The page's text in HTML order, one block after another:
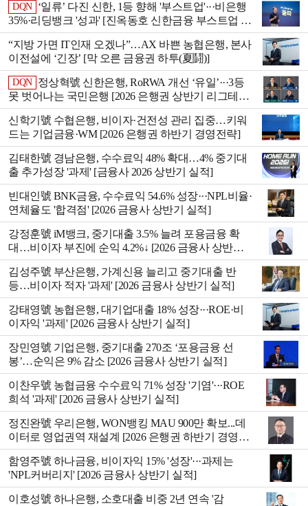
DQN
‘일류’ 다진 신한, 1등 향해 '부스트업'···비은행
35%·리딩뱅크 '성과' [진옥동호 신한금융 부스트업 점
검]
“지방 가면 IT인재 오겠나”…AX 바쁜 농협은행, 본사
이전설에 ‘긴장’ [막 오른 금융권 하투(夏鬪)]
DQN
정상혁號 신한은행, RoRWA 개선 ‘유일’···3등
못 벗어나는 국민은행 [2026 은행권 상반기 리그테이
블]
신학기號 수협은행, 비이자·건전성 관리 집중…키워
드는 기업금융·WM [2026 은행권 하반기 경영전략]
김태한號 경남은행, 수수료익 48% 확대…4% 중기대
출 추가성장 '과제' [금융사 2026 상반기 실적]
빈대인號 BNK금융, 수수료익 54.6% 성장···NPL비율·
연체율도 '합격점' [2026 금융사 상반기 실적]
강정훈號 iM뱅크, 중기대출 3.5% 늘려 포용금융 확
대…비이자 부진에 순익 4.2%↓ [2026 금융사 상반기
실적]
김성주號 부산은행, 가계신용 늘리고 중기대출 반
등…비이자 적자 '과제' [2026 금융사 상반기 실적]
강태영號 농협은행, 대기업대출 18% 성장···ROE·비
이자익 '과제' [2026 금융사 상반기 실적]
장민영號 기업은행, 중기대출 270조 ‘포용금융 선
봉’…순익은 9% 감소 [2026 금융사 상반기 실적]
이찬우號 농협금융 수수료익 71% 성장 '기염'···ROE
희석 '과제' [2026 금융사 상반기 실적]
정진완號 우리은행, WON뱅킹 MAU 900만 확보...데
이터로 영업권역 재설계 [2026 은행권 하반기 경영전
략]
함영주號 하나금융, 비이자익 15% '성장'···과제는
'NPL커버리지' [2026 금융사 상반기 실적]
이호성號 하나은행, 소호대출 비중 2년 연속 '감